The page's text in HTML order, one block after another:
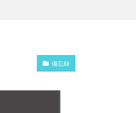
備忘録